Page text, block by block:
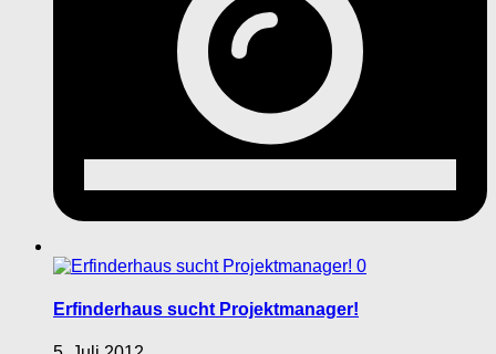
0
Erfinderhaus sucht Projektmanager!